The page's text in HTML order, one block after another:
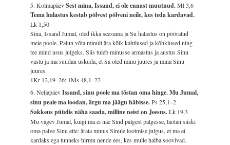
5. KolmapäevSest mina, Issand, ei ole ennast muutnud.Ml 3,6
Tema halastus kestab põlvest põlveni neile, kes teda kardavad.
Lk 1,50
Sina, Issand Jumal, oled ikka seesama ja Su halastus on pööratud
meie poole. Palun võta minult ära kõik kahtlused ja kõhklused ning
tee mind usus julgeks. Siis tuleb minusse armastus ja austus Sinu
vastu ja ma suudan uskuda, et Sa oled minu juures ja mina Sinu
juures.
1Kr 12,19–26; 1Ms 48,1–22
6. NeljapäevIssand, sinu poole ma tõstan oma hinge. Mu Jumal,
sinu peale ma loodan, ärgu ma jäägu häbisse.Ps 25,1–2
Sakkeus püüdis näha saada, milline neist on Jeesus.Lk 19,3
Mu vägev Jumal, kuigi ma ei näe Sind palgest palgesse, laotan siiski
oma palve Sinu ette: ärata minus Sinule lootmise julgus, et ma ei
kardaks ega tunneks hirmu nende ees, kes mulle halba soovivad.